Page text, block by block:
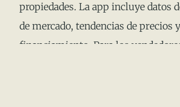
propiedades. La app incluye datos
de mercado, tendencias de precios
financiamiento. Para los